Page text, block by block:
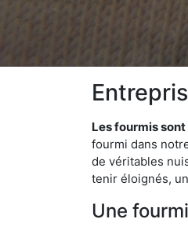
Les fourmis
fourmi dans
de véritables
tenir éloignés,
Une